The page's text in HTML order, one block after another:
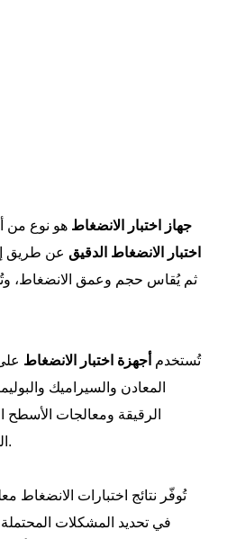
جهاز اختبار الانضغاط هو نوع من
اختبار الانضغاط الدقيق عن طريق
ثم يُقاس حجم وعمق الانضغاط،
تُستخدم أجهزة اختبار الانضغاط
المعادن والسيراميك
الرقيقة ومعالجات الأسطح
المرونة على امتداد عمق العينة، بالإضافة إلى الخصائص المرنة اللزجة.
تُوفّر نتائج اختبارات
في تحديد المشكلات